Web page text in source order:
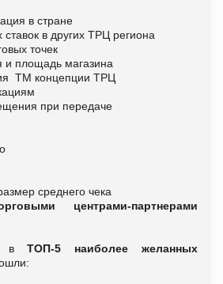
в стране
в других ТРЦ региона
точек
и площадь магазина
ТМ концепции ТРЦ
при передаче
среднего чека
центрами-партнерами
вТОП-5 наиболее желанных